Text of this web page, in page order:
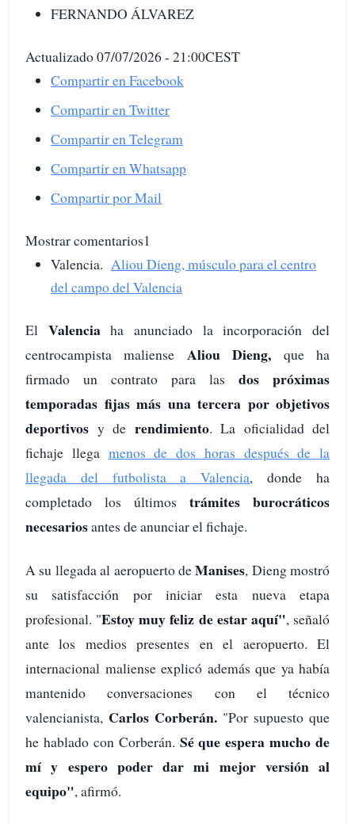
FERNANDO ÁLVAREZ
Actualizado 07/07/2026 - 21:00CEST
Compartir en Facebook
Compartir en Twitter
Compartir en Telegram
Compartir en Whatsapp
Compartir por Mail
Mostrar comentarios1
Valencia. Aliou Dieng, músculo para el centro
del campo del Valencia
El Valenciaha anunciado la incorporación del
centrocampista maliense Aliou Dieng, que ha
firmado un contrato para las dos próximas
temporadas fijas más una tercera por objetivos
deportivos y de rendimiento. La oficialidad del
fichaje llega menos de dos horas después de la
llegada del futbolista a Valencia, donde ha
completado los últimos trámites burocráticos
necesariosantes de anunciar el fichaje.
A su llegada al aeropuerto deManises, Dieng mostró
su satisfacción por iniciar esta nueva etapa
profesional. "Estoy muy feliz de estar aquí", señaló
ante los medios presentes en el aeropuerto. El
internacional maliense explicó además que ya había
mantenido conversaciones con el técnico
valencianista, Carlos Corberán. "Por supuesto que
he hablado con Corberán. Sé que espera mucho de
mí y espero poder dar mi mejor versión al
equipo", afirmó.